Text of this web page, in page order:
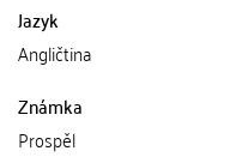
Jazyk
Angličtina
Známka
Prospěl